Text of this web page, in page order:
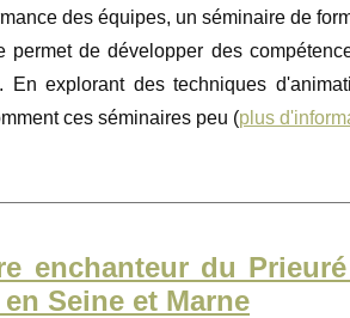
des équipes, un séminaire de
permet de développer des
En explorant des techniques
ces séminaires peu (plus
enchanteur du
Seine et Marne